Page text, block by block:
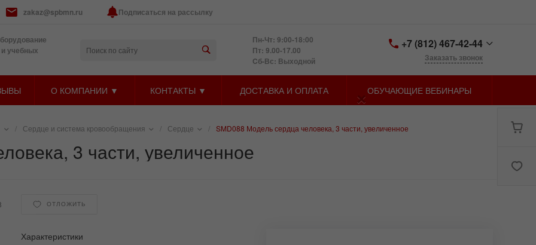
zakaz@spbmn.ru Подписаться на рассылку
учебных
Пн-Чт: 9:00-18:00
Пт: 9.00-17.00
Cб-Вс: Выходной
+7 (812) 467-42-44
Санкт-Петербург,
73, лит. У
Заказать звонок
О КОМПАНИИ ▼ КОНТАКТЫ ▼ ДОСТАВКА И ОПЛАТА ОБУЧАЮЩИЕ ВЕБИНАРЫ
/ Сердце и система кровообращения / Сердце / SMD088 Модель сердца человека, 3 части, увеличенное
3 части, увеличенное
ОТЛОЖИТЬ
Характеристики
×